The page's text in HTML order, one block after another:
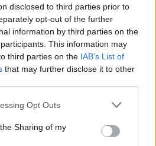
disclosed to third parties prior to
opt-out of the further
information by third parties on the
This information may
third parties on the IAB’s List of
that may further disclose it to other
app uses one or more Google
usage behaviour. You may click to
and its third-party tags to
Opt Outs
Sharing of my
volt, hogy ezek a súlyos
meg egy szál
ironikus, vidám
fel
, ezekre a
kellett lennem, és mivel
olvasatra figyelni, mélyebbre
aBábeltmegszólaltatni, az